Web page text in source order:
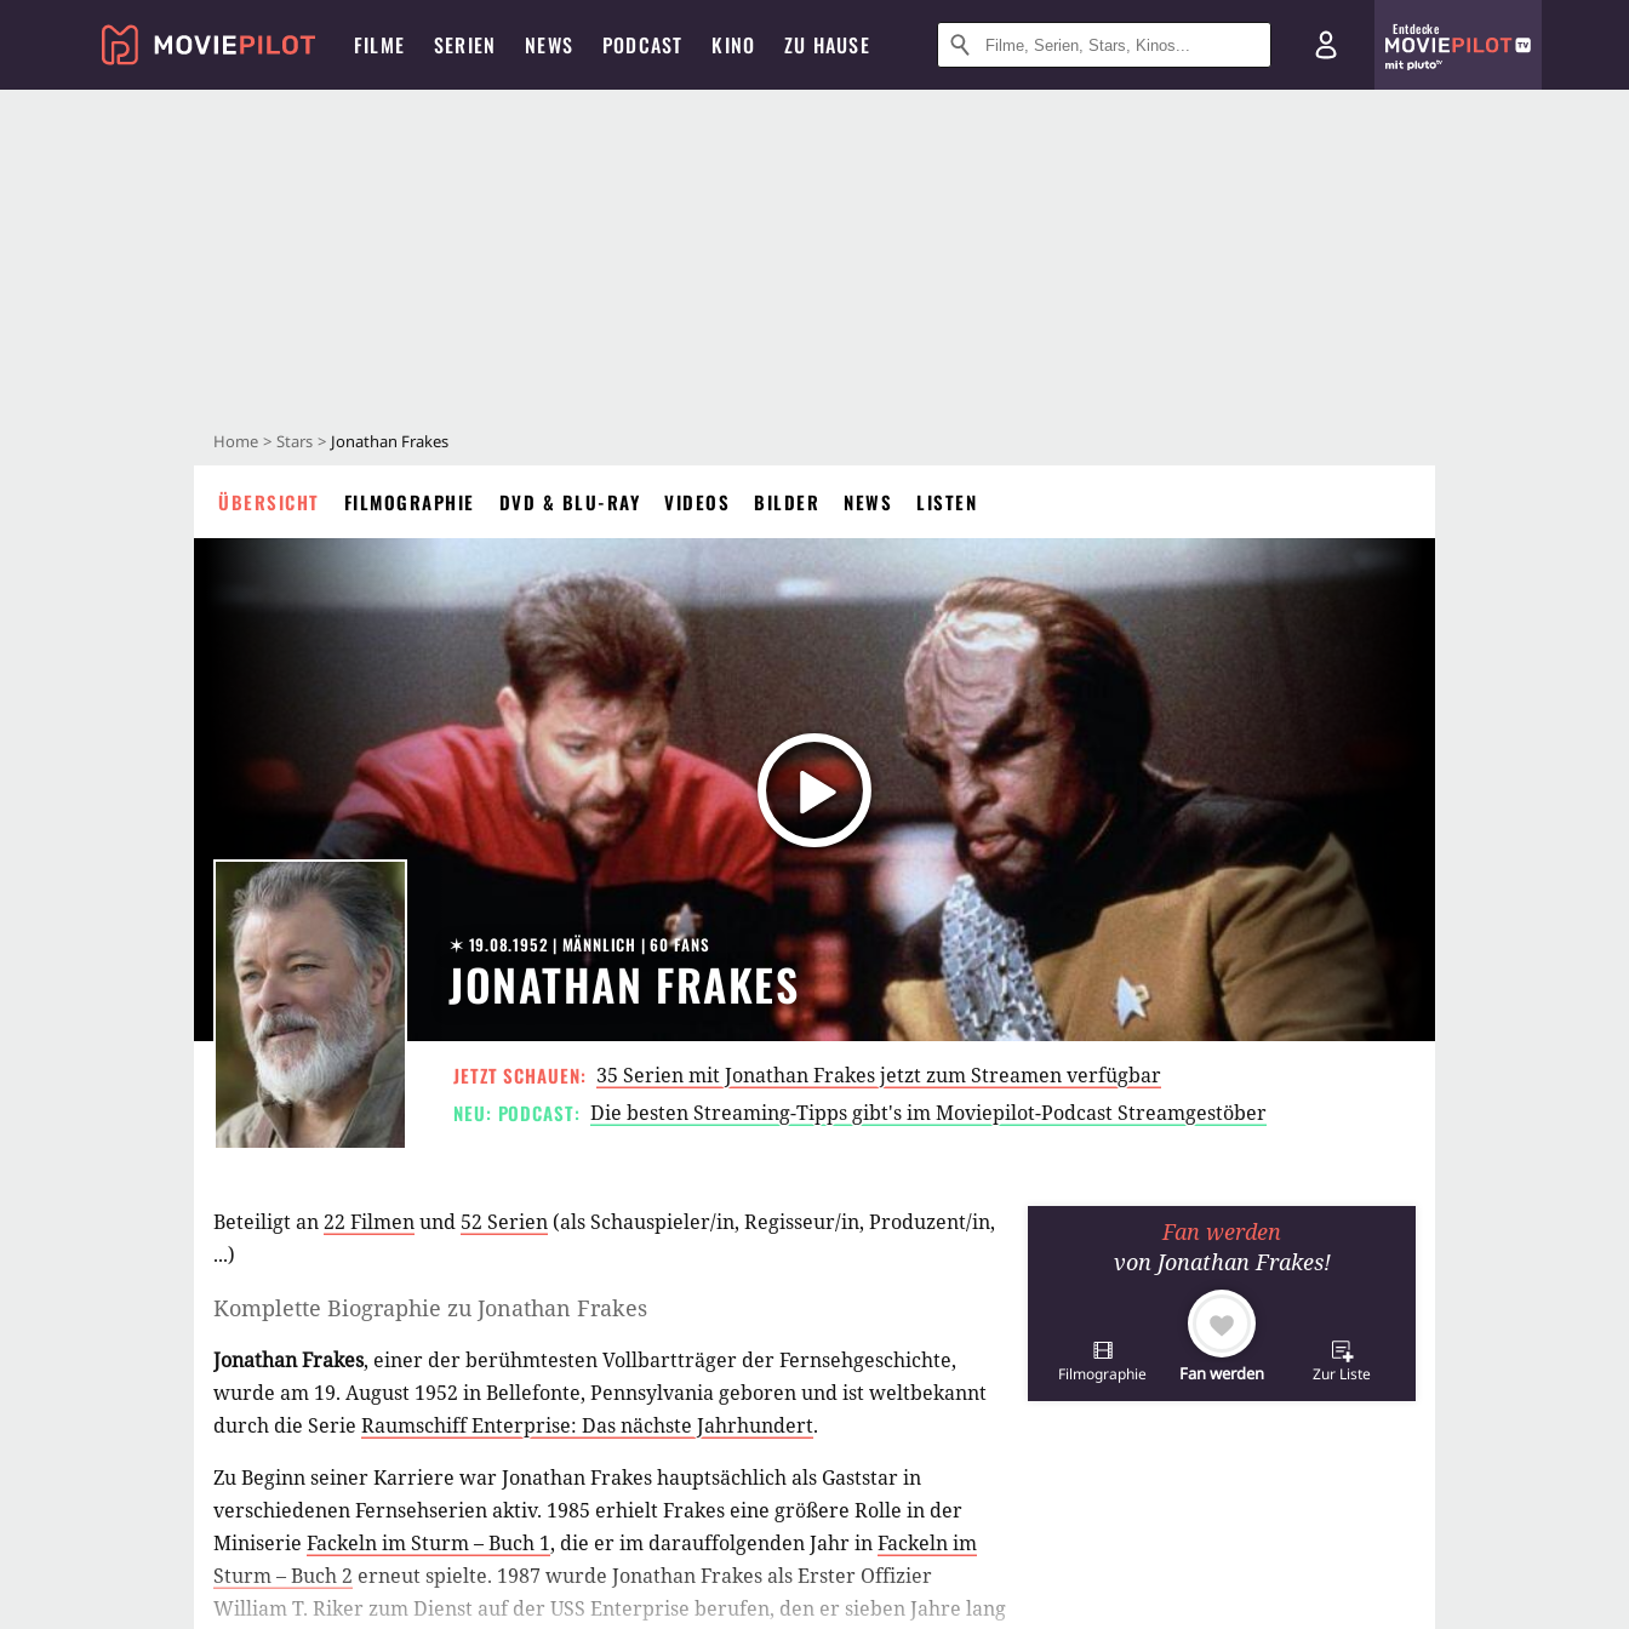
FILME SERIEN NEWS PODCAST KINO ZU HAUSE
Entdecke
Home Stars Jonathan Frakes
ÜBERSICHT FILMOGRAPHIE DVD & BLU-RAY VIDEOS BILDER NEWS LISTEN
JONATHAN FRAKES
✶ 19.08.1952 | MÄNNLICH | 60 FANS
JETZT SCHAUEN: 35 Serien mit Jonathan Frakes jetzt zum Streamen verfügbar
NEU: PODCAST: Die besten Streaming-Tipps gibt's im Moviepilot-Podcast Streamgestöber
Beteiligt an22 Filmenund 52 Serien (alsSchauspieler/in, Regisseur/in, Produzent/in,
...)
Komplette Biographie zu Jonathan Frakes
Jonathan Frakes, einer der berühmtesten Vollbartträger der Fernsehgeschichte,
wurde am 19. August 1952 in Bellefonte, Pennsylvania geboren und ist weltbekannt
durch die Serie Raumschiff Enterprise: Das nächste Jahrhundert.
Zu Beginn seiner Karriere war Jonathan Frakes hauptsächlich als Gaststar in
verschiedenen Fernsehserien aktiv. 1985 erhielt Frakes eine größere Rolle in der
Miniserie Fackeln im Sturm – Buch 1, die er im darauffolgenden Jahr inFackeln im
Sturm – Buch 2 erneut spielte. 1987 wurde Jonathan Frakes als Erster Offizier
William T. Riker zum Dienst auf der USS Enterprise berufen, den er sieben Jahre lang
Fan werden
von Jonathan Frakes!
Filmographie Fan werden Zur Liste